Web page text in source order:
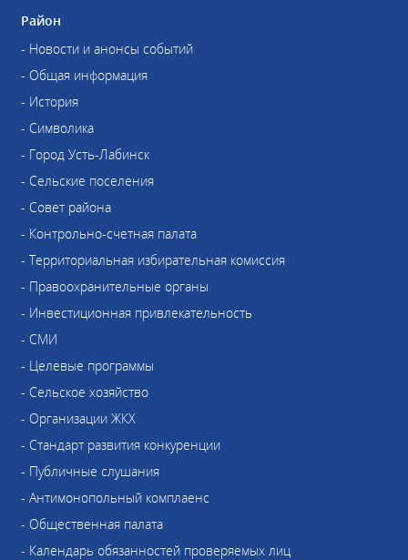
Район
- Новости и анонсы событий
- Общая информация
- История
- Символика
- Город Усть-Лабинск
- Сельские поселения
- Совет района
- Контрольно-счетная палата
- Территориальная избирательная комиссия
- Правоохранительные органы
- Инвестиционная привлекательность
- СМИ
- Целевые программы
- Сельское хозяйство
- Организации ЖКХ
- Стандарт развития конкуренции
- Публичные слушания
- Антимонопольный комплаенс
- Общественная палата
- Календарь обязанностей проверяемых лиц